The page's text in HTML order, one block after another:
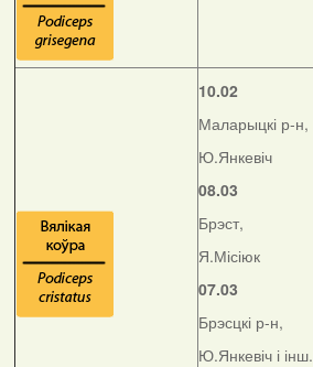
10.02
Маларыцкі р-н,
Ю.Янкевіч
08.03
Брэст,
Я.Місіюк
07.03
Брэсцкі р-н,
Ю.Янкевіч і інш.